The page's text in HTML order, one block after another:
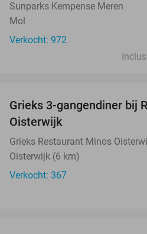
Sunparks Kempense Meren
Mol
Verkocht: 972
Grieks 3-gangendiner bij
Oisterwijk
Grieks Restaurant Minos
Oisterwijk (6 km)
Verkocht: 367